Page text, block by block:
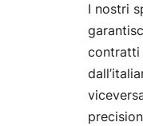
I nostri
contratti